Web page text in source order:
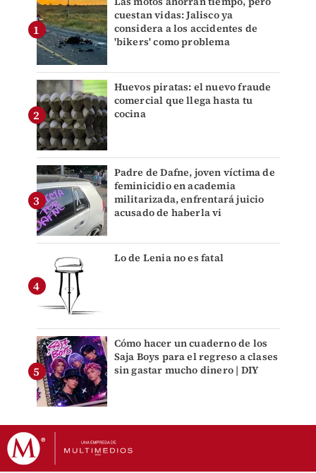
cuestan vidas: Jalisco ya
considera a los accidentes de
'bikers' como problema
Huevos piratas: el nuevo fraude
comercial que llega hasta tu
cocina
Padre de Dafne, joven víctima de
feminicidio en academia
militarizada, enfrentará juicio
acusado de haberla vi
Lo de Lenia no es fatal
Cómo hacer un cuaderno de los
Saja Boys para el regreso a clases
sin gastar mucho dinero | DIY